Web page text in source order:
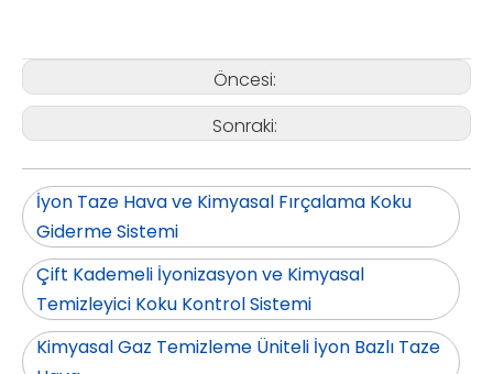
Öncesi:
Sonraki:
İyon Taze Hava ve Kimyasal Fırçalama Koku
Giderme Sistemi
Çift Kademeli İyonizasyon ve Kimyasal
Temizleyici Koku Kontrol Sistemi
Kimyasal Gaz Temizleme Üniteli İyon Bazlı Taze